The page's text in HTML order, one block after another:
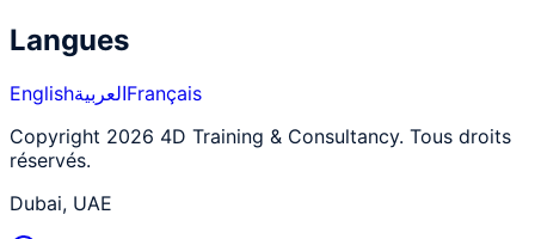
Langues
EnglishالعربيةFrançais
Copyright 2026 4D Training & Consultancy. Tous droits
réservés.
Dubai, UAE